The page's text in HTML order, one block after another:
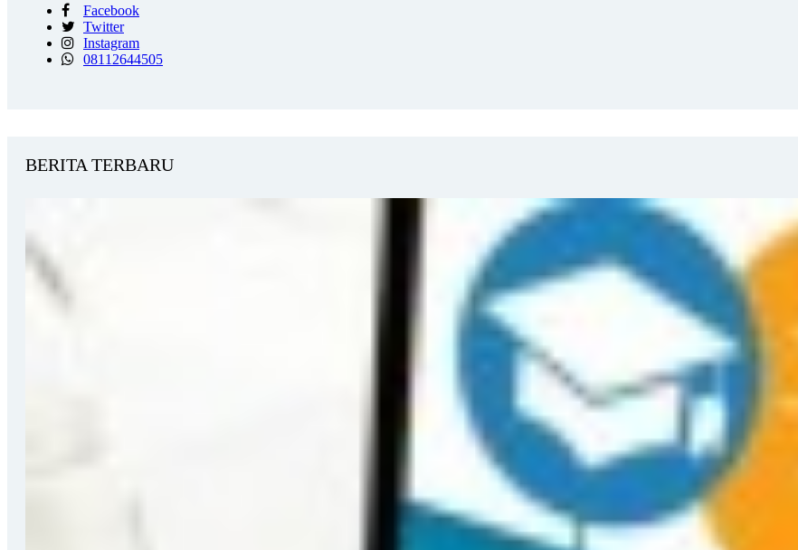
Facebook
Twitter
Instagram
08112644505
BERITA TERBARU